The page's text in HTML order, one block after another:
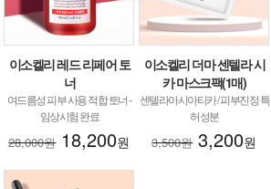
이소켈리 레드 리페어 토
너
여드름성 피부 사용 적합 토너 -
임상시험 완료
28,000원18,200원
이소켈리 더마 센텔라 시
카 마스크팩(1매)
센텔라아시아티카 / 피부진정 특
허성분
3,500원3,200원